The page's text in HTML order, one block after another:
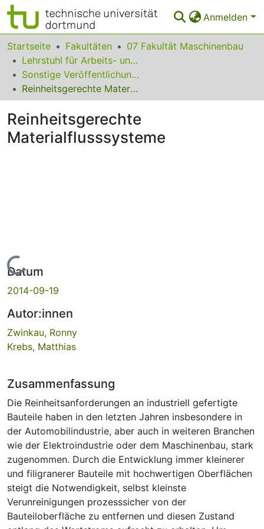
Anmelden
Bereiche & Sammlungen
Das gesamte Repositorium
Statistiken
FAQ
Leitlinien
Startseite Fakultäten
07 Fakultät Maschinenbau
Lehrstuhl für Arbeits- und Produktionssysteme
Sonstige Veröffentlichungen (Arbeits- und Produktionssysteme)
Reinheitsgerechte Materialflusssysteme
Reinheitsgerechte
Materialflusssysteme
Lade...
Datum
2014-09-19
Autor:innen
Zwinkau, Ronny
Krebs, Matthias
Zusammenfassung
Die Reinheitsanforderungen an industriell gefertigte
Bauteile haben in den letzten Jahren insbesondere in
der Automobilindustrie, aber auch in weiteren Branchen
wie der Elektroindustrie oder dem Maschinenbau, stark
zugenommen. Durch die Entwicklung immer kleinerer
und filigranerer Bauteile mit hochwertigen Oberflächen
steigt die Notwendigkeit, selbst kleinste
Verunreinigungen prozesssicher von der
Bauteiloberfläche zu entfernen und diesen Zustand